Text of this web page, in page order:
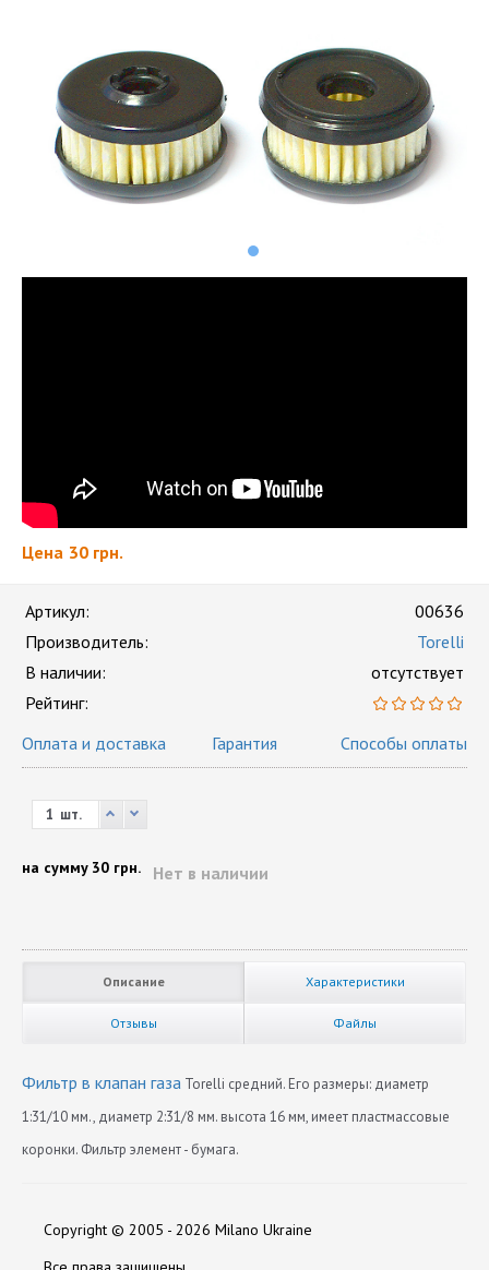
Цена 30 грн.
Артикул:
00636
Производитель:
Torelli
В наличии:
отсутствует
Рейтинг:
Оплата и доставка
Гарантия Способы оплаты
шт.
Нет в наличии
на сумму 30 грн.
Описание Характеристики
Отзывы Файлы
Фильтр в клапан газа Torelli средний. Его размеры: диаметр
1:31/10 мм., диаметр 2:31/8 мм. высота 16 мм, имеет пластмассовые
коронки. Фильтр элемент - бумага.
Скачать Katalog-produktsii-Torelli.pdf
Copyright © 2005 - 2026 Milano Ukraine